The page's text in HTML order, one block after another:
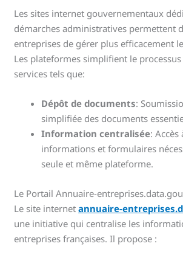
Les sites internet gouvernementaux
démarches administratives permettent
entreprises de gérer plus efficacement
Les plateformes simplifient le
services tels que:
Dépôt de documents:
simplifiée des documents
Information centralisée: Accès
informations et formulaires
seule et même plateforme.
Le Portail Annuaire-
Le site internetannuaire-
une initiative qui centralise les
entreprises françaises. Il propose :